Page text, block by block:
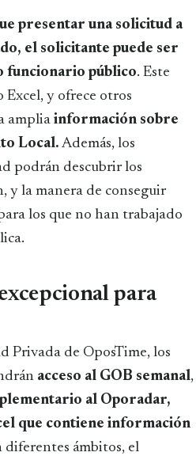
presentar una solicitud a
el solicitante puede ser
funcionario público. Este
Excel, y ofrece otros
amplia información sobre
Local. Además, los
podrán descubrir los
y la manera de conseguir
los que no han trabajado
para
Privada de OposTime, los
acceso al GOB semanal,
al Oporadar,
que contiene información
diferentes ámbitos, el